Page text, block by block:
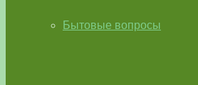
Бытовые вопросы